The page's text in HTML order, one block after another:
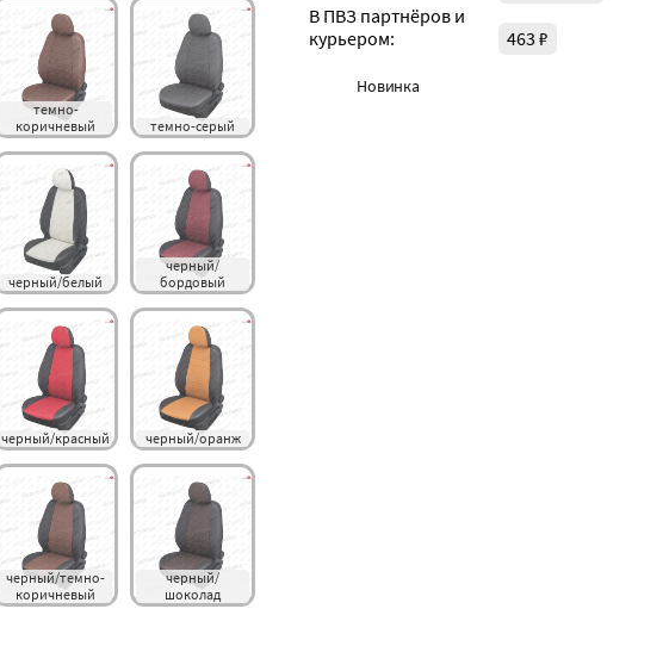
темно-
коричневый
темно-серый
черный/белый
черный/
бордовый
черный/красный черный/оранж
черный/темно-
коричневый
черный/
шоколад
В ПВЗ партнёров и
курьером:
463 ₽
Новинка